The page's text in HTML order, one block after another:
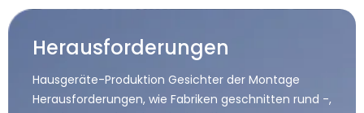
Herausforderungen
Hausgeräte-Produktion Gesichter der Montage
Herausforderungen, wie Fabriken geschnitten rund -,